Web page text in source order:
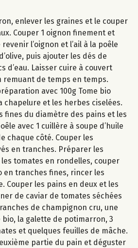
enlever les graines et le couper
Couper 1 oignon finement et
revenir l’oignon et l’ail à la poêle
puis ajouter les dés de
d’eau. Laisser cuire à couvert
remuant de temps en temps.
avec 100g Tome bio
chapelure et les herbes ciselées.
fines du diamètre des pains et les
avec 1 cuillère à soupe d’huile
chaque côté. Couper les
en tranches. Préparer les
tomates en rondelles, couper
en tranches fines, rincer les
Couper les pains en deux et les
de caviar de tomates séchées
de champignon cru, une
bio, la galette de potimarron, 3
et quelques feuilles de mâche.
partie du pain et déguster